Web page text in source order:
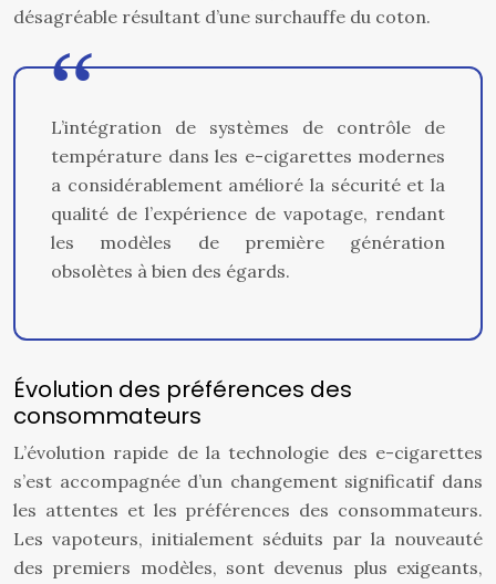
désagréable résultant d’une surchauffe du coton.
L’intégration de systèmes de contrôle de
température dans les e-cigarettes modernes
a considérablement amélioré la sécurité et la
qualité de l’expérience de vapotage, rendant
les modèles de première génération
obsolètes à bien des égards.
Évolution des préférences des
consommateurs
L’évolution rapide de la technologie des e-cigarettes
s’est accompagnée d’un changement significatif dans
les attentes et les préférences des consommateurs.
Les vapoteurs, initialement séduits par la nouveauté
des premiers modèles, sont devenus plus exigeants,